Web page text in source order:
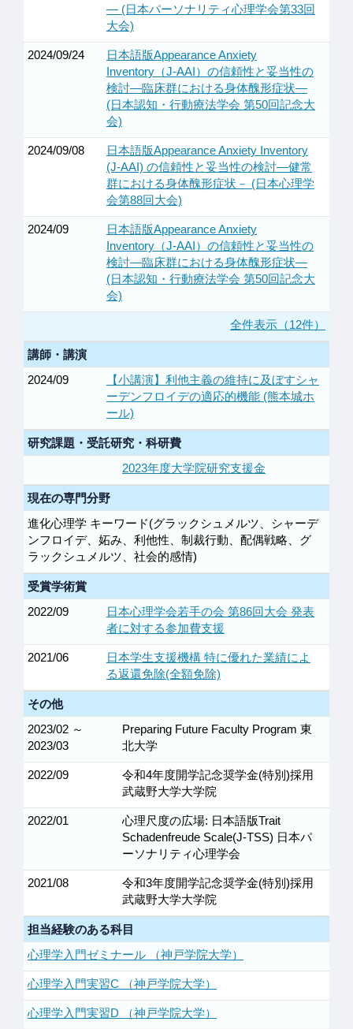
— (日本パーソナリティ心理学会第33回
大会)
2024/09/24
日本語版Appearance Anxiety
Inventory（J-AAI）の信頼性と妥当性の
検討—臨床群における身体醜形症状—
(日本認知・行動療法学会 第50回記念大
会)
2024/09/08
日本語版Appearance Anxiety Inventory
(J-AAI) の信頼性と妥当性の検討—健常
群における身体醜形症状－ (日本心理学
会第88回大会)
2024/09
日本語版Appearance Anxiety
Inventory（J-AAI）の信頼性と妥当性の
検討—臨床群における身体醜形症状—
(日本認知・行動療法学会 第50回記念大
会)
全件表示（12件）
講師・講演
2024/09
【小講演】利他主義の維持に及ぼすシャ
ーデンフロイデの適応的機能 (熊本城ホ
ール)
研究課題・受託研究・科研費
2023年度大学院研究支援金
現在の専門分野
進化心理学 キーワード(グラックシュメルツ、シャーデ
ンフロイデ、妬み、利他性、制裁行動、配偶戦略、グ
ラックシュメルツ、社会的感情)
受賞学術賞
2022/09
日本心理学会若手の会 第86回大会 発表
者に対する参加費支援
2021/06
日本学生支援機構 特に優れた業績によ
る返還免除(全額免除)
その他
2023/02 ～
2023/03
Preparing Future Faculty Program 東
北大学
2022/09
令和4年度開学記念奨学金(特別)採用
武蔵野大学大学院
2022/01
心理尺度の広場: 日本語版Trait
Schadenfreude Scale(J-TSS) 日本パ
ーソナリティ心理学会
2021/08
令和3年度開学記念奨学金(特別)採用
武蔵野大学大学院
担当経験のある科目
心理学入門ゼミナール （神戸学院大学）
心理学入門実習C （神戸学院大学）
心理学入門実習D （神戸学院大学）